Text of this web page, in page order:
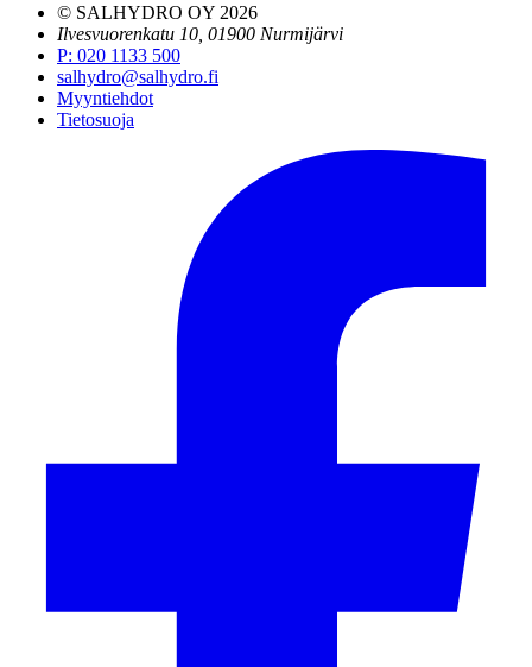
© SALHYDRO OY 2026
Ilvesvuorenkatu 10, 01900 Nurmijärvi
P: 020 1133 500
salhydro@salhydro.fi
Myyntiehdot
Tietosuoja